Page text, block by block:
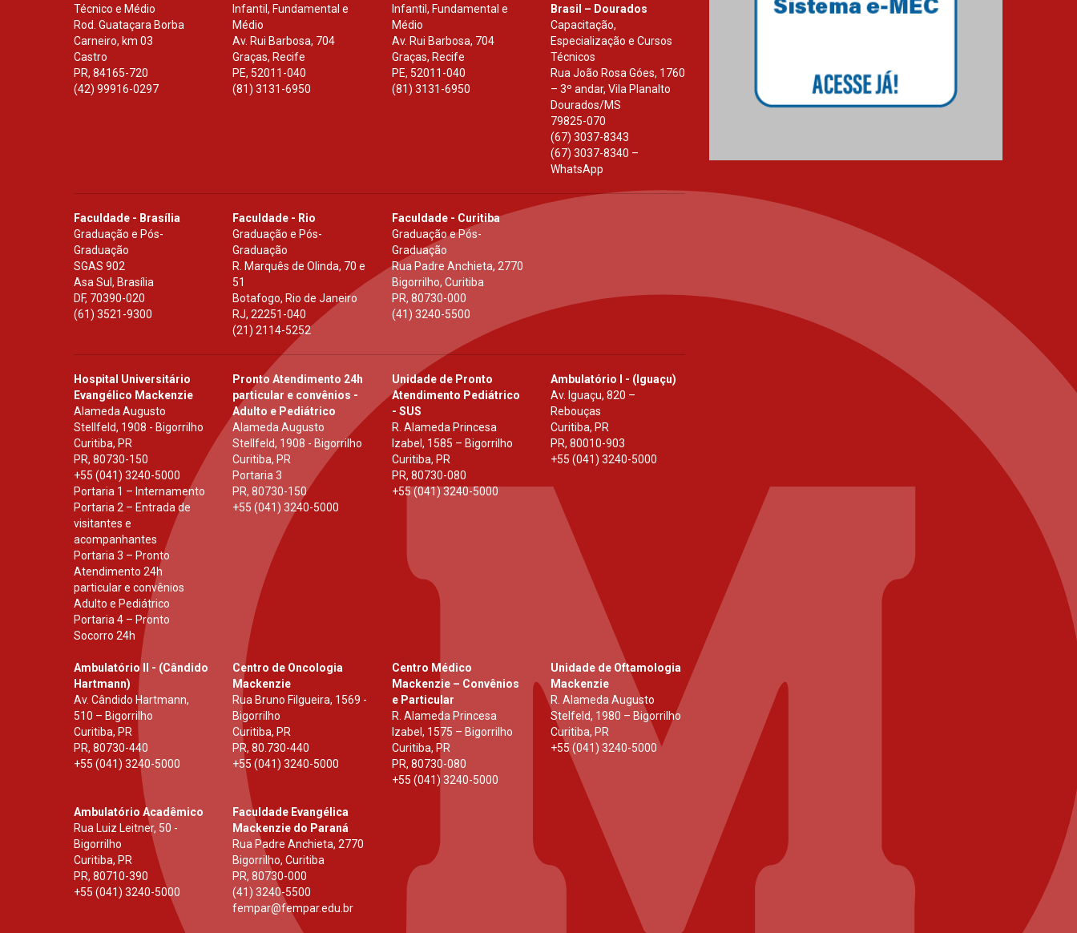
Técnico e Médio
Rod. Guataçara Borba
Carneiro, km 03
Castro
PR, 84165-720
(42) 99916-0297
Infantil, Fundamental e
Médio
Av. Rui Barbosa, 704
Graças, Recife
PE, 52011-040
(81) 3131-6950
Infantil, Fundamental e
Médio
Av. Rui Barbosa, 704
Graças, Recife
PE, 52011-040
(81) 3131-6950
Brasil – Dourados
Capacitação,
Especialização e Cursos
Técnicos
Rua João Rosa Góes, 1760
– 3º andar, Vila Planalto
Dourados/MS
79825-070
(67) 3037-8343
(67) 3037-8340 –
WhatsApp
Faculdade - Brasília
Graduação e Pós-
Graduação
SGAS 902
Asa Sul, Brasília
DF, 70390-020
(61) 3521-9300
Faculdade - Rio
Graduação e Pós-
Graduação
R. Marquês de Olinda, 70 e
51
Botafogo, Rio de Janeiro
RJ,22251-040
(21) 2114-5252
Faculdade - Curitiba
Graduação e Pós-
Graduação
Rua Padre Anchieta, 2770
Bigorrilho, Curitiba
PR, 80730-000
(41) 3240-5500
Hospital Universitário
Evangélico Mackenzie
Alameda Augusto
Stellfeld, 1908 - Bigorrilho
Curitiba, PR
PR, 80730-150
+55 (041) 3240-5000
Portaria 1 – Internamento
Portaria 2 – Entrada de
visitantes e
acompanhantes
Portaria 3 – Pronto
Atendimento 24h
particular e convênios
Adulto e Pediátrico
Portaria 4 – Pronto
Socorro 24h
Pronto Atendimento 24h
particular e convênios -
Adulto e Pediátrico
Alameda Augusto
Stellfeld, 1908 - Bigorrilho
Curitiba, PR
Portaria 3
PR,80730-150
+55 (041) 3240-5000
Unidade de Pronto
Atendimento Pediátrico
- SUS
R. Alameda Princesa
Izabel, 1585 – Bigorrilho
Curitiba, PR
PR, 80730-080
+55 (041) 3240-5000
Ambulatório I - (Iguaçu)
Av. Iguaçu, 820 –
Rebouças
Curitiba, PR
PR, 80010-903
+55 (041) 3240-5000
Ambulatório II - (Cândido
Hartmann)
Av. Cândido Hartmann,
510 – Bigorrilho
Curitiba, PR
PR, 80730-440
+55 (041) 3240-5000
Centro de Oncologia
Mackenzie
Rua Bruno Filgueira, 1569 -
Bigorrilho
Curitiba, PR
PR,80.730-440
+55 (041) 3240-5000
Centro Médico
Mackenzie – Convênios
e Particular
R. Alameda Princesa
Izabel, 1575 – Bigorrilho
Curitiba, PR
PR, 80730-080
+55 (041) 3240-5000
Unidade de Oftamologia
Mackenzie
R. Alameda Augusto
Stelfeld, 1980 – Bigorrilho
Curitiba, PR
+55 (041) 3240-5000
Ambulatório Acadêmico
Rua Luiz Leitner, 50 -
Bigorrilho
Curitiba, PR
PR, 80710-390
+55 (041) 3240-5000
Faculdade Evangélica
Mackenzie do Paraná
Rua Padre Anchieta, 2770
Bigorrilho, Curitiba
PR,80730-000
(41) 3240-5500
fempar@fempar.edu.br